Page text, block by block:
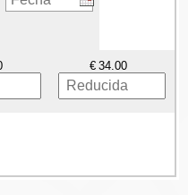
€